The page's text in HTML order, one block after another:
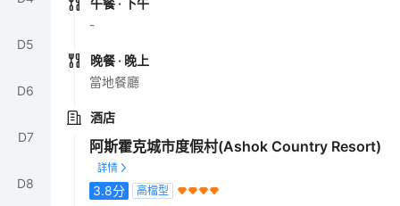
D5
D6
D7
D8
午餐 · 下午
-
晚餐 · 晚上
當地餐廳
酒店
阿斯霍克城市度假村(Ashok Country Resort)
3.8分 高檔型